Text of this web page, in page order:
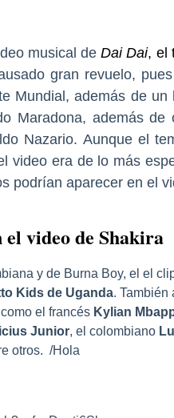
musical de Dai Dai, el
gran revuelo,
Mundial, además de
Maradona, además de
Nazario. Aunque el
video era de lo más
podrían aparecer en el
video de Shakira
y de Burna Boy, el el
Kids de Uganda. También
el francés Kylian
Junior, el colombiano
otros. /Hola